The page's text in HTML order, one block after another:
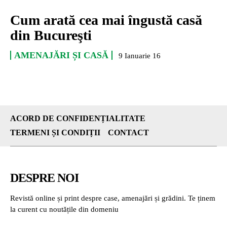
Cum arată cea mai îngustă casă
din Bucureşti
AMENAJĂRI ȘI CASĂ 9 Ianuarie 16
ACORD DE CONFIDENȚIALITATE
TERMENI ȘI CONDIȚII
CONTACT
DESPRE NOI
Revistă online și print despre case, amenajări și grădini. Te ținem
la curent cu noutățile din domeniu